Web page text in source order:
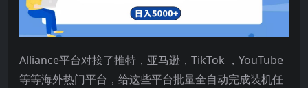
Alliance平台对接了推特，亚马逊，TikTok ，YouTube
等等海外热门平台，给这些平台批量全自动完成装机任